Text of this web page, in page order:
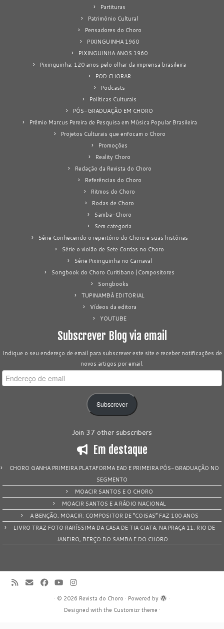
Partituras
Patrimônio Cultural
Pensadores do Choro
PIXINGUINHA 1960
PIXINGUINHA ANOS 1960
Pixinguinha: 120 anos pelo olhar da imprensa brasileira
POD CHORAR
Podcasts
Políticas Culturais
PÓS-GRADUAÇÃO EM CHORO
Prêmio Marcus Pereira de Pesquisa em Música Popular Brasileira
Projetos Culturais que enfocam o Choro
Promoções
Reality Choro
Redação da Revista do Choro
Referências do Choro
Ritmos do Choro
Rodas de Choro
Samba-Choro
Sem categoria
Série Conhecendo o repertório do Choro e suas histórias
Série o violão de Sete Cordas no Choro
Série Pixinguinha no Carnaval
Songbook do Choro Curitibano |Compositores
Songbooks
TUPINAMBÁ EDITORIAL
Vídeos da editora
YOUTUBE
Subscrever Blog via email
Indique o seu endereço de email para subscrever este site e receber notificações de
novos artigos por email.
Endereço
de
Subscrever
Join 37 other subscribers
Em destaque
CHORO GANHA PRIMEIRA PLATAFORMA EAD E PRIMEIRA PÓS-GRADUAÇÃO NO
SEGMENTO
MOACIR SANTOS E O CHORO
MOACIR SANTOS E A RÁDIO NACIONAL
A BENÇÃO, MOACIR: COMPOSITOR DE “COISAS” FAZ 100 ANOS
LIVRO TRAZ FOTO RARÍSSIMA DA CASA DE TIA CIATA, NA PRAÇA 11, RIO DE
JANEIRO, BERÇO DO SAMBA E DO CHORO
· © 2026 Revista do Choro · Powered by
·
Designed with the Customizr theme ·